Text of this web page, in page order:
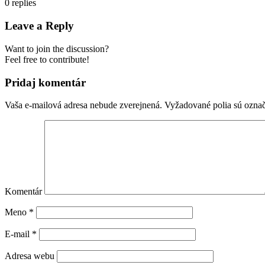
0 replies
Leave a Reply
Want to join the discussion?
Feel free to contribute!
Pridaj komentár
Vaša e-mailová adresa nebude zverejnená. Vyžadované polia sú
Komentár
Meno *
E-mail *
Adresa webu